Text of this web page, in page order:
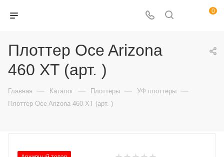
0
Плоттер Oce Arizona
460 XT (арт. )
Главная — Каталог — Плоттеры — УФ плоттеры —
Плоттер Oce Arizona 460 XT (арт. )